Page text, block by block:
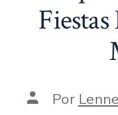
AutorPor